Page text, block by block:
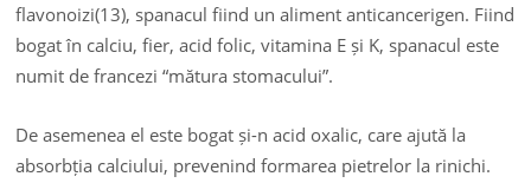
flavonoizi(13), spanacul fiind un aliment anticancerigen. Fiind
bogat în calciu, fier, acid folic, vitamina E și K, spanacul este
numit de francezi “mătura stomacului”.
De asemenea el este bogat și-n acid oxalic, care ajută la
absorbția calciului, prevenind formarea pietrelor la rinichi.